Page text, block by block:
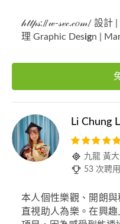
𝒽𝓉𝓉𝓅𝓈://𝓌-𝓈𝓋𝒸.𝒸𝑜𝓂/ 設
理 Graphic Design |
Li Chung
九龍 黃
53 次聘用
本人個性樂觀、開朗
直視助人為樂。在興